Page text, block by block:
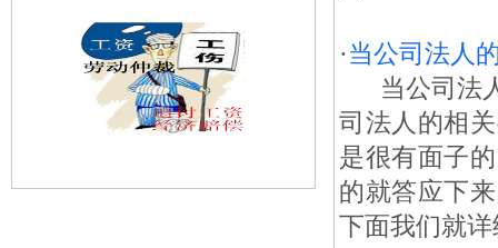
·当公司法人
当公司法人
司法人的相
是很有面子
的就答应下
下面我们就